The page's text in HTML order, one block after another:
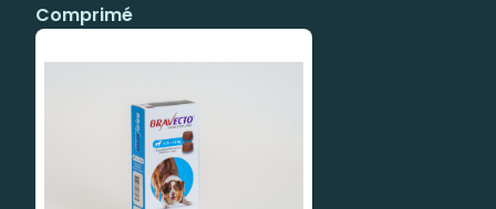
Comprimé